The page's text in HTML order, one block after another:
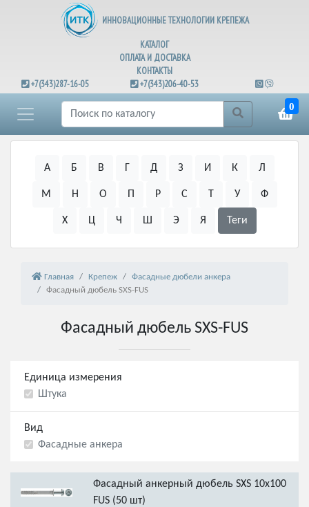
ИННОВАЦИОННЫЕ ТЕХНОЛОГИИ КРЕПЕЖА
КАТАЛОГ
ОПЛАТА И ДОСТАВКА
КОНТАКТЫ
+7(343)287-16-05
+7(343)206-40-53
0
А Б В Г Д З И К Л
М Н О П Р С Т У Ф
Х Ц Ч Ш Э Я Теги
Главная Крепеж
Фасадные дюбели анкера
Фасадный дюбель SXS-FUS
Фасадный дюбель SXS-FUS
Единица измерения
Штука
Вид
Фасадные анкера
Фасадный анкерный дюбель SXS 10x100
FUS (50 шт)